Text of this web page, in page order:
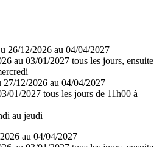
26/12/2026 au 04/04/2027
au 03/01/2027 tous les jours, ensuite
27/12/2026 au 04/04/2027
01/2027 tous les jours de 11h00 à
au jeudi
au 04/04/2027